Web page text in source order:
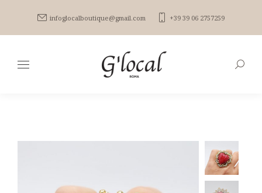
infoglocalboutique@gmail.com +39 39 06 2757259